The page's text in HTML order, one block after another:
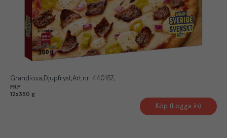
Grandiosa Djupfryst Art.nr. 440157
FRP
12x350 g
Köp (Logga in)